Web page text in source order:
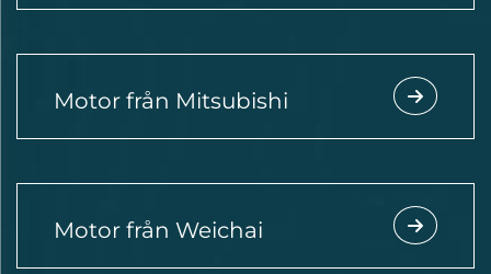
Motor från Mitsubishi
Motor från Weichai